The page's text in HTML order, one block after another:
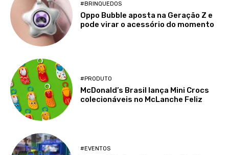
#BRINQUEDOS
Oppo Bubble aposta na Geração Z e
pode virar o acessório do momento
#PRODUTO
McDonald’s Brasil lança Mini Crocs
colecionáveis no McLanche Feliz
#EVENTOS